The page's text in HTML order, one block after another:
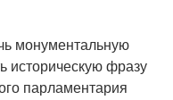
мону­мен­таль­ную
исто­ри­че­скую фра­зу
пар­ла­мен­та­рия